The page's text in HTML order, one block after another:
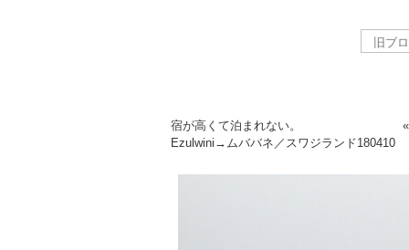
宿が高くて泊まれない。
Ezulwini→ムババネ／スワジランド180410